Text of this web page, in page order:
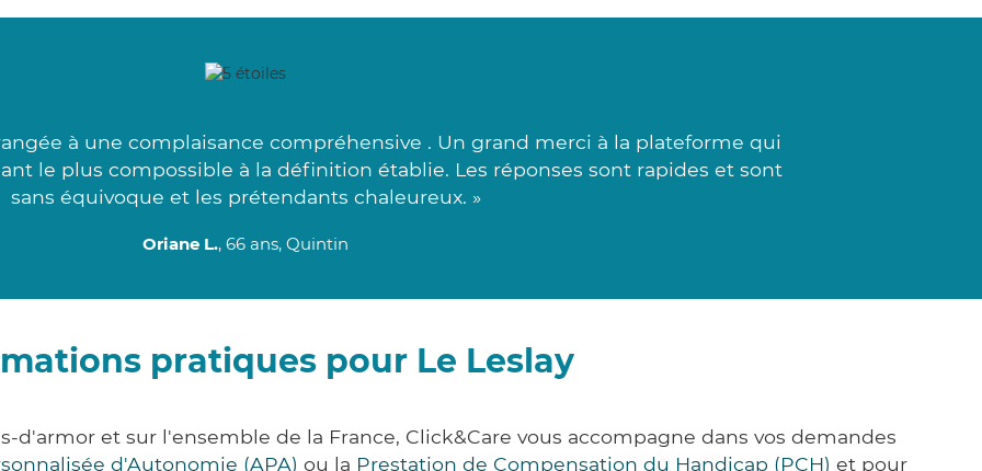
à une complaisance compréhensive . Un grand merci à la plateforme qui
le plus compossible à la définition établie. Les réponses sont rapides et sont
sans équivoque et les prétendants chaleureux. »
Oriane L., 66 ans, Quintin
pratiques pour Le Leslay
d'armor et sur l'ensemble de la France, Click&Care vous accompagne dans vos demandes
d'Autonomie (APA) ou la Prestation de Compensation du Handicap (PCH) et pour